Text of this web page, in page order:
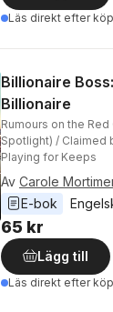
Läs direkt efter köp
Billionaire
Billionaire
Rumours on the
Spotlight) / Claimed
Playing for Keeps
Av Carole
E-bok
65 kr
Lägg till
Läs direkt efter köp